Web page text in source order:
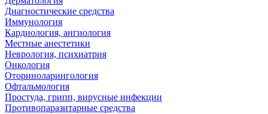
Диагностические средства
Иммунология
Кардиология, ангиология
Местные анестетики
Неврология, психиатрия
Онкология
Оториноларингология
Офтальмология
Простуда, грипп, вирусные инфекции
Противопаразитарные средства